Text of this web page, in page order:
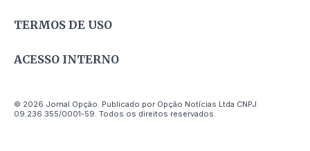
TERMOS DE USO
ACESSO INTERNO
© 2026 Jornal Opção. Publicado por Opção Notícias Ltda CNPJ
09.236.355/0001-59. Todos os direitos reservados.